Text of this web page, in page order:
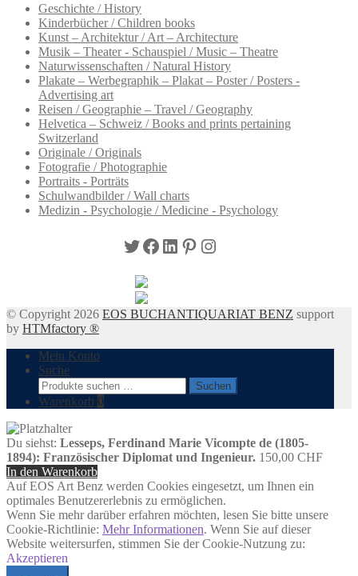
Geschichte / History
Kinderbücher / Children books
Kunst – Architektur / Art – Architecture
Musik – Theater - Schauspiel / Music – Theatre
Naturwissenschaften / Natural History
Plakate – Werbegraphik – Plakat – Poster / Posters -
Advertising art
Reisen / Geographie – Travel / Geography
Helvetica – Schweiz / Books and prints pertaining
Switzerland
Originale / Originals
Fotografie / Photographie
Portraits - Porträts
Schulwandbilder / Wall charts
Medizin - Psychologie / Medicine - Psychology
Twitter
Facebook
LinkedIn
Pinterest
Instagram
© Copyright 2026 EOS BUCHANTIQUARIAT BENZ support
by HTMfactory ®
Mein Konto
Suche
Suchen
nach:
Suchen
Warenkorb 0
Du siehst: Lesseps, Ferdinand Marie Vicompte de (1805-
1894): Französischer Diplomat und Ingenieur. 150,00 CHF
In den Warenkorb
Auf EOS Art Benz werden Cookies eingesetzt, um Ihnen ein
optimales Benutzererlebnis zu ermöglichen.
Wenn Sie mehr darüber erfahren möchten, lesen Sie bitte unsere
Cookie-Richtlinie: Mehr Informationen. Wenn Sie auf dieser
Website weitersurfen, stimmen Sie der Cookie-Nutzung zu:
Akzeptieren